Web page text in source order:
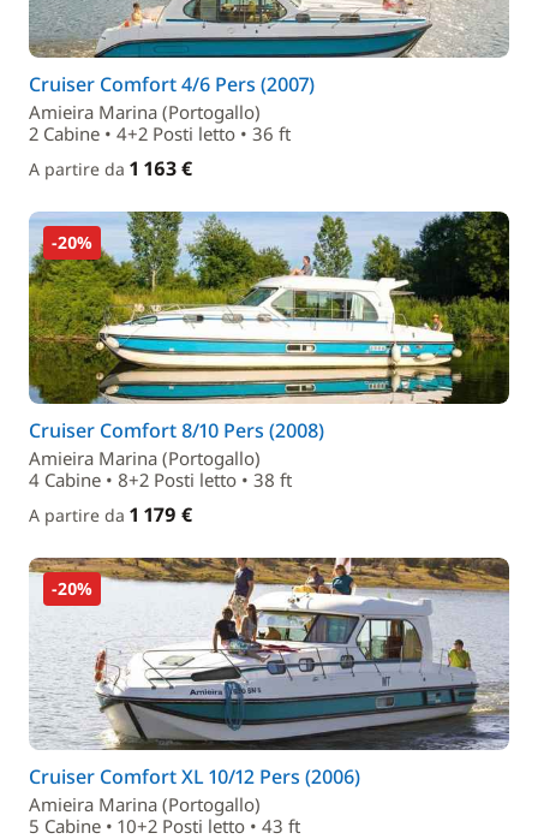
Cruiser Comfort 4/6 Pers (2007)
Amieira Marina (Portogallo)
2 Cabine • 4+2 Posti letto • 36 ft
A partire da 1 163 €
-20%
Cruiser Comfort 8/10 Pers (2008)
Amieira Marina (Portogallo)
4 Cabine • 8+2 Posti letto • 38 ft
A partire da 1 179 €
-20%
Cruiser Comfort XL 10/12 Pers (2006)
Amieira Marina (Portogallo)
5 Cabine • 10+2 Posti letto • 43 ft